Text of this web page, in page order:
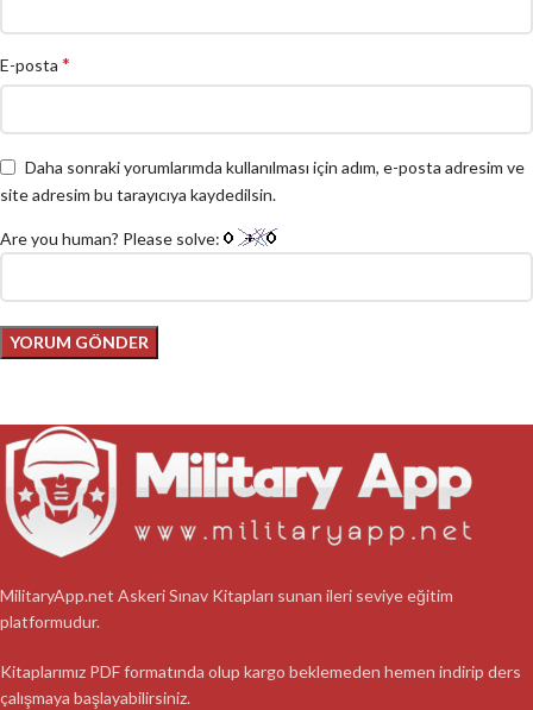
E-posta *
Daha sonraki yorumlarımda kullanılması için adım, e-posta adresim ve
site adresim bu tarayıcıya kaydedilsin.
Are you human? Please solve:
MilitaryApp.net Askeri Sınav Kitapları sunan ileri seviye eğitim
platformudur.
Kitaplarımız PDF formatında olup kargo beklemeden hemen indirip ders
çalışmaya başlayabilirsiniz.